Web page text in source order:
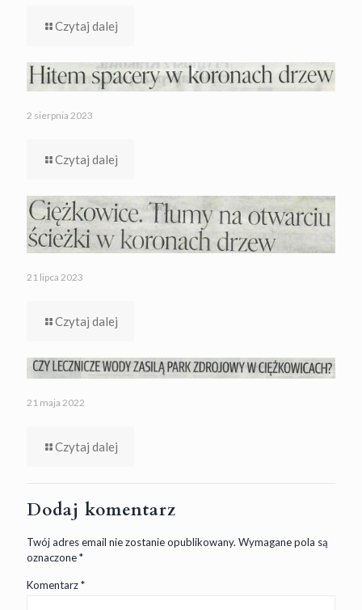
Czytaj dalej
2 sierpnia 2023
Czytaj dalej
21 lipca 2023
Czytaj dalej
21 maja 2022
Czytaj dalej
Dodaj komentarz
Twój adres email nie zostanie opublikowany. Wymagane pola są
oznaczone*
Komentarz*